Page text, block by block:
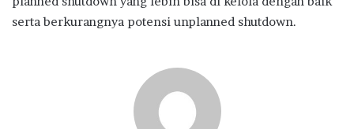
serta berkurangnya potensi unplanned shutdown.